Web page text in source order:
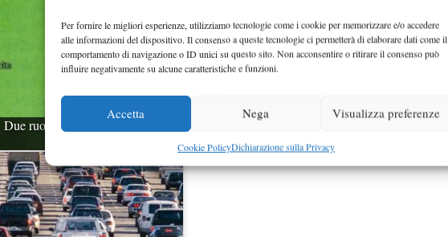
Per fornire le migliori esperienze, utilizziamo tecnologie come i cookie per memorizzare e/o accedere
alle informazioni del dispositivo. Il consenso a queste tecnologie ci permetterà di elaborare dati come il
comportamento di navigazione o ID unici su questo sito. Non acconsentire o ritirare il consenso può
influire negativamente su alcune caratteristiche e funzioni.
Accetta Nega Visualizza preferenze
Cookie PolicyDichiarazione sulla Privacy
Due ruote: novità per patente e
Le moto nel 2013 saranno sempre più
400 cc?